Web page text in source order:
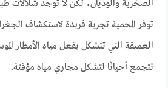
الصخرية والوديان، لكن لا توجد شلالات
توفر المحمية تجربة فريدة لاستكشاف
العميقة التي تتشكل بفعل مياه الأمطار
تتجمع أحيانًا لتشكل مجاري مياه مؤقتة.